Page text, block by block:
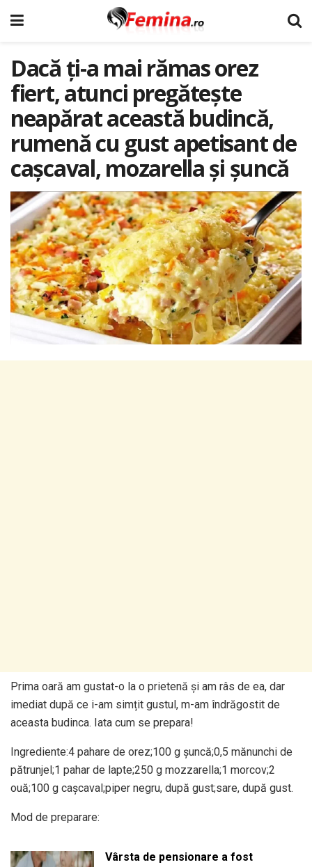
Dacă ți-a mai rămas orez
fiert, atunci pregătește
neapărat această budincă,
rumenă cu gust apetisant de
cașcaval, mozarella și șuncă
Prima oară am gustat-o la o prietenă și am râs de ea, dar
imediat după ce i-am simțit gustul, m-am îndrăgostit de
aceasta budinca. Iata cum se prepara!
Ingrediente:4 pahare de orez;100 g șuncă;0,5 mănunchi de
pătrunjel;1 pahar de lapte;250 g mozzarella;1 morcov;2
ouă;100 g cașcaval;piper negru, după gust;sare, după gust.
Mod de preparare:
Vârsta de pensionare a fost